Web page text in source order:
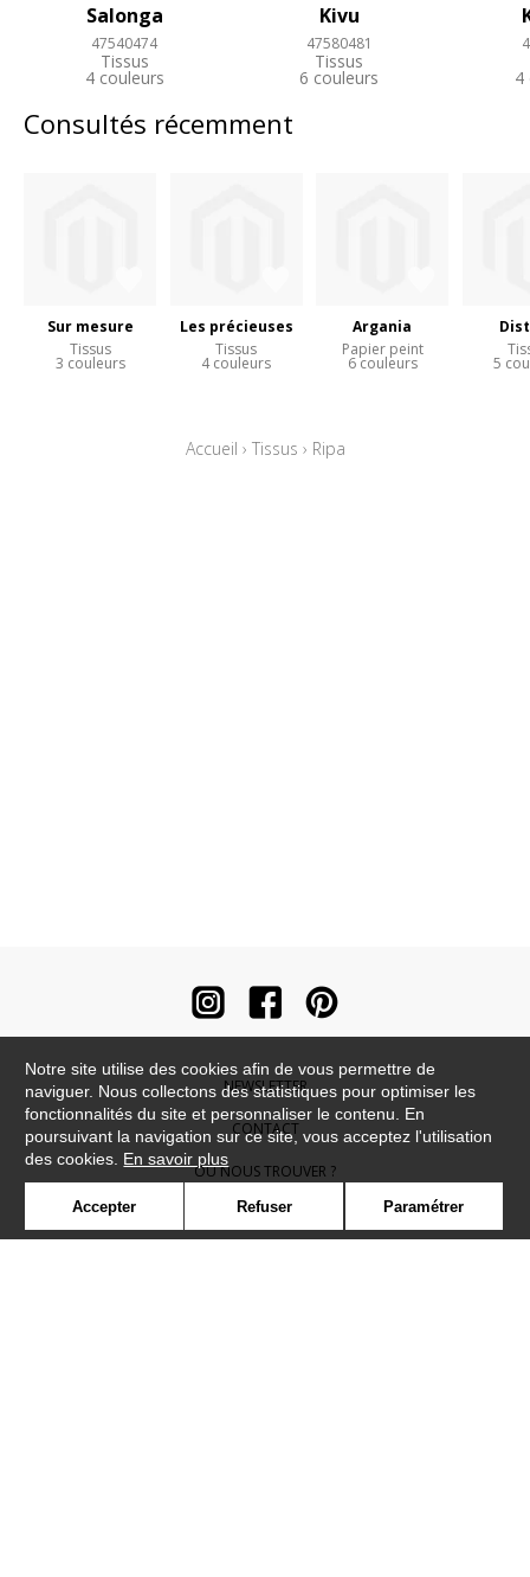
Salonga
47540474
Tissus
4 couleurs
Kivu
47580481
Tissus
6 couleurs 4
Consultés récemment
Sur mesure
Tissus
3 couleurs
Les précieuses
Tissus
4 couleurs
Argania
Papier peint
6 couleurs 5
Accueil › Tissus › Ripa
NEWSLETTER
CONTACT
OÙ NOUS TROUVER ?
CONTRACT
Notre site utilise des cookies afin de vous permettre de
naviguer. Nous collectons des statistiques pour optimiser les
fonctionnalités du site et personnaliser le contenu. En
poursuivant la navigation sur ce site, vous acceptez l'utilisation
des cookies. En savoir plus
Accepter Refuser Paramétrer